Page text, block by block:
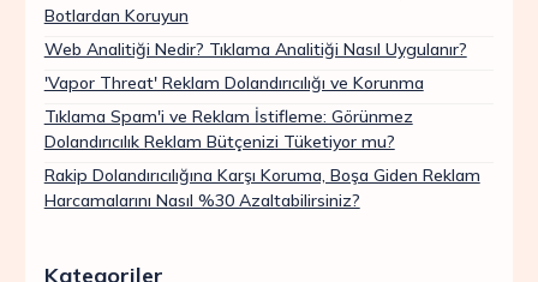
Botlardan Koruyun
Web Analitiği Nedir? Tıklama Analitiği Nasıl Uygulanır?
'Vapor Threat' Reklam Dolandırıcılığı ve Korunma
Tıklama Spam'i ve Reklam İstifleme: Görünmez
Dolandırıcılık Reklam Bütçenizi Tüketiyor mu?
Rakip Dolandırıcılığına Karşı Koruma, Boşa Giden Reklam
Harcamalarını Nasıl %30 Azaltabilirsiniz?
Kategoriler